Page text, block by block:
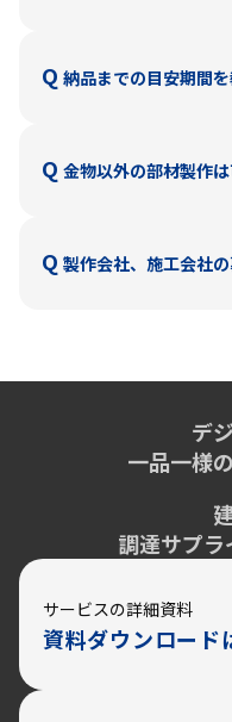
A 現在は承っておりませ
Q 納品までの目安期間を
A 製作部材によってお知
Q 金物以外の部材製作
A現在は、スチール、ス
Q 製作会社、施工会社
す。
送信後に、弊社担当よ
お問い合わせ
デ
一品一様
調達サプ
サービスの詳細資料
資料ダウンロード